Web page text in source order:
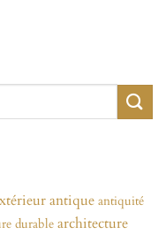
antique antiquité
durable architecture